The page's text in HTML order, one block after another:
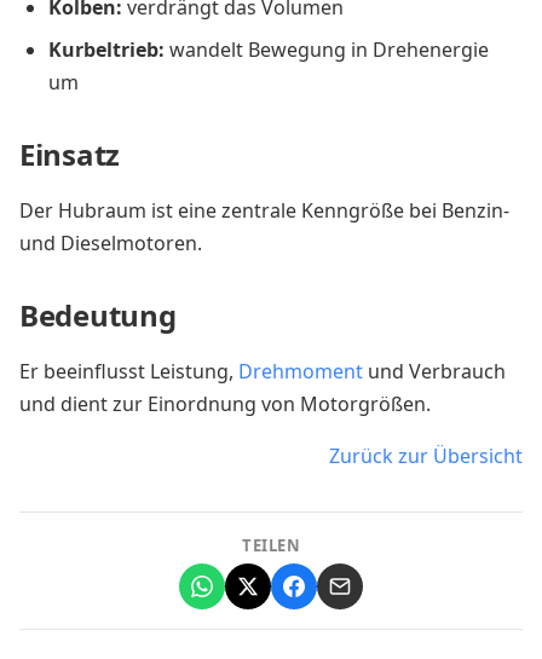
Kolben: verdrängt das Volumen
Kurbeltrieb: wandelt Bewegung in Drehenergie
um
Einsatz
Der Hubraum ist eine zentrale Kenngröße bei Benzin-
und Dieselmotoren.
Bedeutung
Er beeinflusst Leistung, Drehmoment und Verbrauch
und dient zur Einordnung von Motorgrößen.
Zurück zur Übersicht
TEILEN